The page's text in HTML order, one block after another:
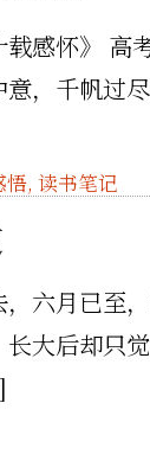
载感怀》
意，千帆过
悟, 读书笔记
，六月已至
长大后却只